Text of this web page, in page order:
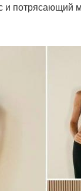
потрясающий